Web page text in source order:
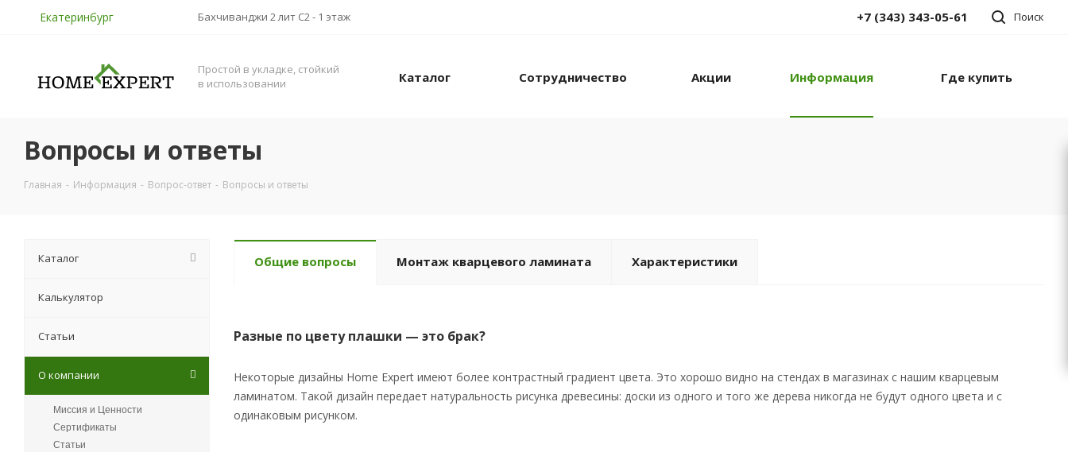
Екатеринбург Бахчиванджи 2 лит С2 - 1 этаж Поиск
+7 (343) 343-05-61
Простой в укладке, стойкий
в использовании
Каталог Сотрудничество Акции Информация Где купить
Вопросы и ответы
Главная - Информация - Вопрос-ответ - Вопросы и ответы
Общие вопросы Монтаж кварцевого ламината Характеристики
Разные по цвету плашки — это брак?
Некоторые дизайны Home Expert имеют более контрастный градиент цвета. Это хорошо видно на стендах в магазинах с нашим кварцевым
ламинатом. Такой дизайн передает натуральность рисунка древесины: доски из одного и того же дерева никогда не будут одного цвета и с
одинаковым рисунком.
Каталог
Калькулятор
Статьи
О компании
Миссия и Ценности
Сертификаты
Статьи